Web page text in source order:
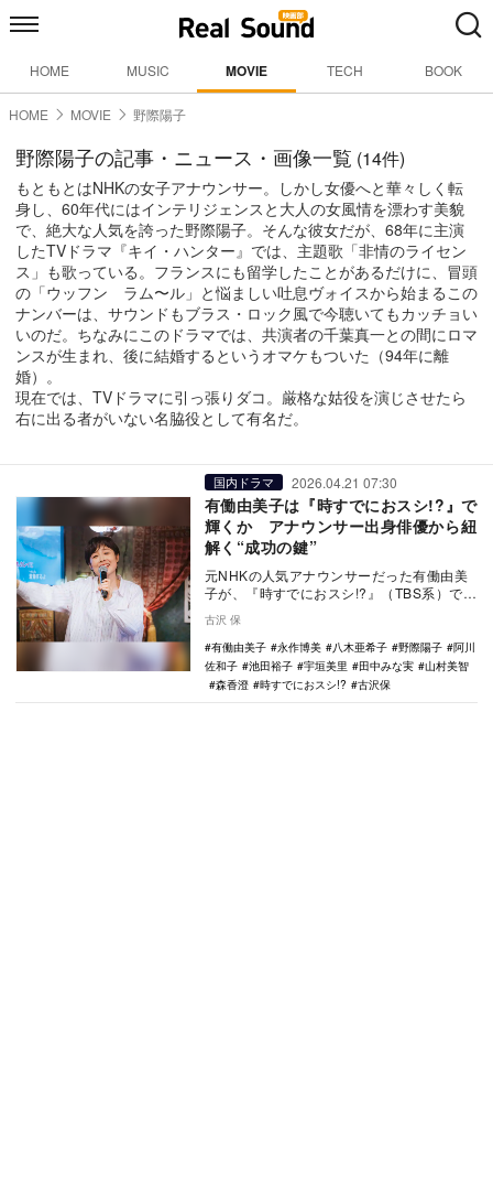
HOME MUSIC MOVIE TECH BOOK
HOME MOVIE 野際陽子
野際陽子の記事・ニュース・画像一覧 (14件)
もともとはNHKの女子アナウンサー。しかし女優へと華々しく転
身し、60年代にはインテリジェンスと大人の女風情を漂わす美貌
で、絶大な人気を誇った野際陽子。そんな彼女だが、68年に主演
したTVドラマ『キイ・ハンター』では、主題歌「非情のライセン
ス」も歌っている。フランスにも留学したことがあるだけに、冒頭
の「ウッフン ラム〜ル」と悩ましい吐息ヴォイスから始まるこの
ナンバーは、サウンドもブラス・ロック風で今聴いてもカッチョい
いのだ。ちなみにこのドラマでは、共演者の千葉真一との間にロマ
ンスが生まれ、後に結婚するというオマケもついた（94年に離
婚）。
現在では、TVドラマに引っ張りダコ。厳格な姑役を演じさせたら
右に出る者がいない名脇役として有名だ。
国内ドラマ 2026.04.21 07:30
有働由美子は『時すでにおスシ!?』で
輝くか アナウンサー出身俳優から紐
解く“成功の鍵”
元NHKの人気アナウンサーだった有働由美
子が、『時すでにおスシ!?』（TBS系）で俳
か、興…
古沢 保
有働由美子
永作博美 八木亜希子 野際陽子
阿川
佐和子
池田裕子 宇垣美里 田中みな実
山村美智
森香澄
時すでにおスシ!? 古沢保